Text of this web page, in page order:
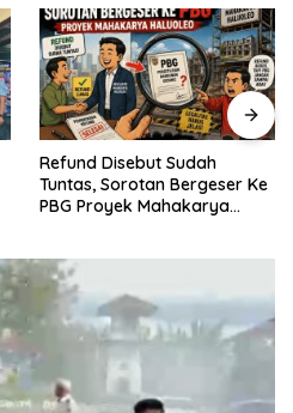
Refund Disebut Sudah
Tuntas, Sorotan Bergeser Ke
PBG Proyek Mahakarya